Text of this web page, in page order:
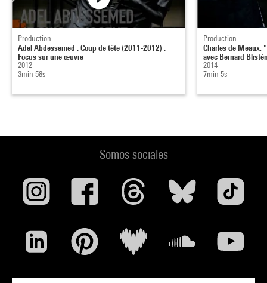
Production
Adel Abdessemed : Coup de tête (2011-2012) :
Focus sur une œuvre
2012
3min 58s
Production
Charles de Meaux,
avec Bernard
2014
7min 5s
Somos sociales